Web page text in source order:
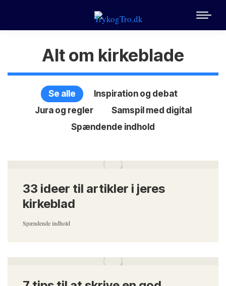
Alt om kirkeblade
Se alle
Inspiration og debat
Jura og regler
Samspil med digital
Spændende indhold
33 ideer til artikler i jeres
kirkeblad
Spændende indhold